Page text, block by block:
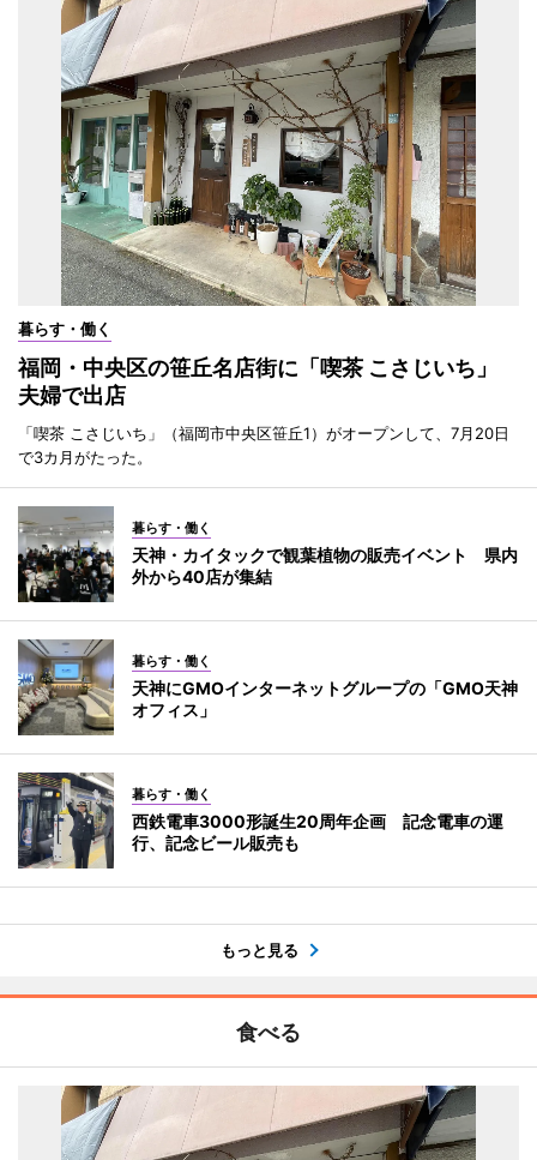
暮らす・働く
福岡・中央区の笹丘名店街に「喫茶 こさじいち」
夫婦で出店
「喫茶 こさじいち」（福岡市中央区笹丘1）がオープンして、7月20日
で3カ月がたった。
暮らす・働く
天神・カイタックで観葉植物の販売イベント 県内
外から40店が集結
暮らす・働く
天神にGMOインターネットグループの「GMO天神
オフィス」
暮らす・働く
西鉄電車3000形誕生20周年企画 記念電車の運
行、記念ビール販売も
もっと見る
食べる